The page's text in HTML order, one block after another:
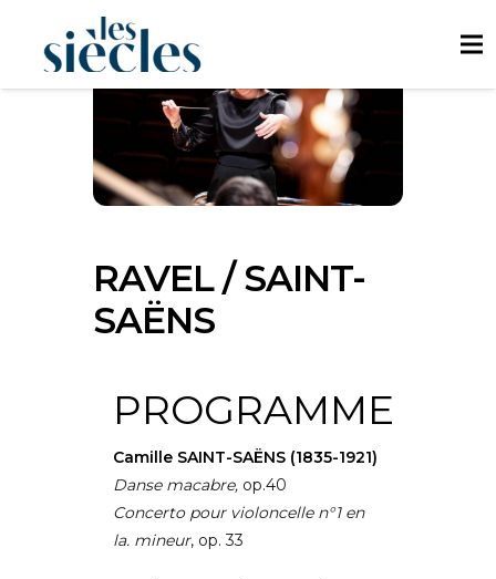
RAVEL / SAINT-
SAËNS
PROGRAMME
Camille SAINT-SAËNS (1835-1921)
Danse macabre, op.40
Concerto pour violoncelle n°1 en
la. mineur, op. 33